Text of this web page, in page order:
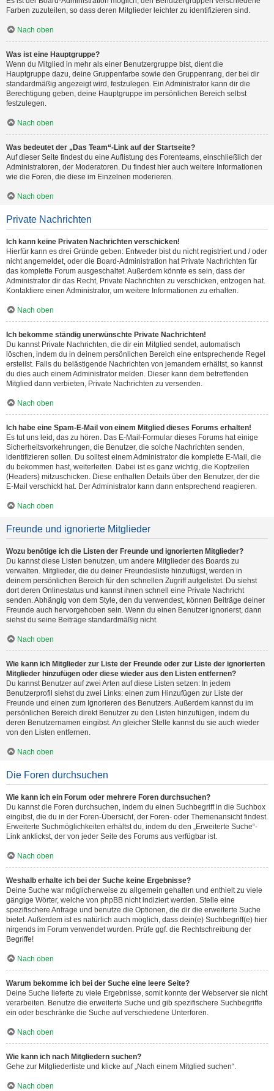
Farben zuzuteilen, so dass deren Mitglieder leichter zu identifizieren sind.
Nach oben
Was ist eine Hauptgruppe?
Wenn du Mitglied in mehr als einer Benutzergruppe bist, dient die
Hauptgruppe dazu, deine Gruppenfarbe sowie den Gruppenrang, der bei dir
standardmäßig angezeigt wird, festzulegen. Ein Administrator kann dir die
Berechtigung geben, deine Hauptgruppe im persönlichen Bereich selbst
festzulegen.
Nach oben
Was bedeutet der „Das Team“-Link auf der Startseite?
Auf dieser Seite findest du eine Auflistung des Forenteams, einschließlich der
Administratoren, der Moderatoren. Du findest hier auch weitere Informationen
wie die Foren, die diese im Einzelnen moderieren.
Nach oben
Private Nachrichten
Ich kann keine Privaten Nachrichten verschicken!
Hierfür kann es drei Gründe geben: Entweder bist du nicht registriert und / oder
nicht angemeldet, oder die Board-Administration hat Private Nachrichten für
das komplette Forum ausgeschaltet. Außerdem könnte es sein, dass der
Administrator dir das Recht, Private Nachrichten zu verschicken, entzogen hat.
Kontaktiere einen Administrator, um weitere Informationen zu erhalten.
Nach oben
Ich bekomme ständig unerwünschte Private Nachrichten!
Du kannst Private Nachrichten, die dir ein Mitglied sendet, automatisch
löschen, indem du in deinem persönlichen Bereich eine entsprechende Regel
erstellst. Falls du belästigende Nachrichten von jemandem erhältst, so kannst
du dies auch einem Administrator melden. Dieser kann dem betreffenden
Mitglied dann verbieten, Private Nachrichten zu versenden.
Nach oben
Ich habe eine Spam-E-Mail von einem Mitglied dieses Forums erhalten!
Es tut uns leid, das zu hören. Das E-Mail-Formular dieses Forums hat einige
Sicherheitsvorkehrungen, die Benutzer, die solche Nachrichten senden,
identifizieren sollen. Du solltest einem Administrator die komplette E-Mail, die
du bekommen hast, weiterleiten. Dabei ist es ganz wichtig, die Kopfzeilen
(Headers) mitzuschicken. Diese enthalten Details über den Benutzer, der die
E-Mail verschickt hat. Der Administrator kann dann entsprechend reagieren.
Nach oben
Freunde und ignorierte Mitglieder
Wozu benötige ich die Listen der Freunde und ignorierten Mitglieder?
Du kannst diese Listen benutzen, um andere Mitglieder des Boards zu
verwalten. Mitglieder, die du deiner Freundesliste hinzufügst, werden in
deinem persönlichen Bereich für den schnellen Zugriff aufgelistet. Du siehst
dort deren Onlinestatus und kannst ihnen schnell eine Private Nachricht
senden. Abhängig von dem Style, den du verwendest, können Beiträge deiner
Freunde auch hervorgehoben sein. Wenn du einen Benutzer ignorierst, dann
siehst du seine Beiträge standardmäßig nicht.
Nach oben
Wie kann ich Mitglieder zur Liste der Freunde oder zur Liste der ignorierten
Mitglieder hinzufügen oder diese wieder aus den Listen entfernen?
Du kannst Benutzer auf zwei Arten auf diese Listen setzen: In jedem
Benutzerprofil siehst du zwei Links: einen zum Hinzufügen zur Liste der
Freunde und einen zum Ignorieren des Benutzers. Außerdem kannst du im
persönlichen Bereich direkt Benutzer zu den Listen hinzufügen, indem du
deren Benutzernamen eingibst. An gleicher Stelle kannst du sie auch wieder
von den Listen entfernen.
Nach oben
Die Foren durchsuchen
Wie kann ich ein Forum oder mehrere Foren durchsuchen?
Du kannst die Foren durchsuchen, indem du einen Suchbegriff in die Suchbox
eingibst, die du in der Foren-Übersicht, der Foren- oder Themenansicht findest.
Erweiterte Suchmöglichkeiten erhältst du, indem du den „Erweiterte Suche“-
Link anklickst, der von jeder Seite des Forums aus verfügbar ist.
Nach oben
Weshalb erhalte ich bei der Suche keine Ergebnisse?
Deine Suche war möglicherweise zu allgemein gehalten und enthielt zu viele
gängige Wörter, welche von phpBB nicht indiziert werden. Stelle eine
spezifischere Anfrage und benutze die Optionen, die dir die erweiterte Suche
bietet. Außerdem ist es natürlich auch möglich, dass dein(e) Suchbegriff(e) hier
nirgends im Forum verwendet wurden. Prüfe ggf. die Rechtschreibung der
Begriffe!
Nach oben
Warum bekomme ich bei der Suche eine leere Seite?
Deine Suche lieferte zu viele Ergebnisse, somit konnte der Webserver sie nicht
verarbeiten. Benutze die erweiterte Suche und gib spezifischere Suchbegriffe
ein oder beschränke die Suche auf verschiedene Unterforen.
Nach oben
Wie kann ich nach Mitgliedern suchen?
Gehe zur Mitgliederliste und klicke auf „Nach einem Mitglied suchen“.
Nach oben